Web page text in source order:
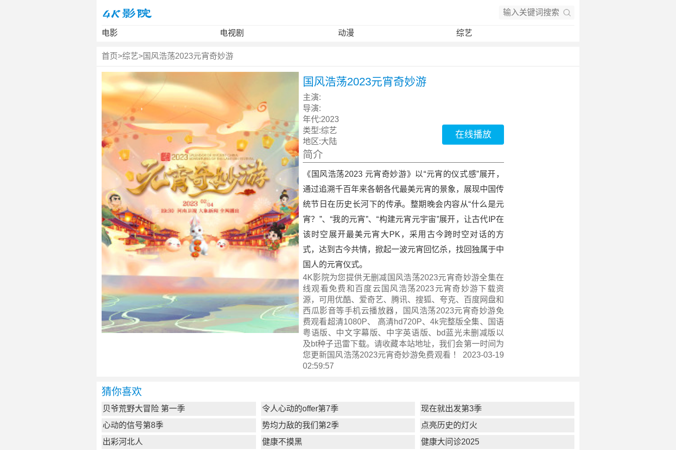
电影 电视剧 动漫 综艺
首页>综艺>国风浩荡2023元宵奇妙游
国风浩荡2023元宵奇妙游
主演:
导演:
年代:2023
类型:综艺
地区:大陆
在线播放
简介
《国风浩荡2023 元宵奇妙游》以“元宵的仪式感”展开，
通过追溯千百年来各朝各代最美元宵的景象，展现中国传
统节日在历史长河下的传承。整期晚会内容从“什么是元
宵？”、“我的元宵”、“构建元宵元宇宙”展开，让古代IP在
该时空展开最美元宵大PK，采用古今跨时空对话的方
式，达到古今共情，掀起一波元宵回忆杀，找回独属于中
国人的元宵仪式。
4K影院为您提供无删减国风浩荡2023元宵奇妙游全集在
线观看免费和百度云国风浩荡2023元宵奇妙游下载资
源，可用优酷、爱奇艺、腾讯、搜狐、夸克、百度网盘和
西瓜影音等手机云播放器，国风浩荡2023元宵奇妙游免
费观看超清1080P、 高清hd720P、4k完整版全集、国语
粤语版、中文字幕版、中字英语版、bd蓝光未删减版以
及bt种子迅雷下载。请收藏本站地址，我们会第一时间为
您更新国风浩荡2023元宵奇妙游免费观看 ！ 2023-03-19
02:59:57
猜你喜欢
贝爷荒野大冒险 第一季 令人心动的offer第7季
现在就出发第3季
心动的信号第8季
势均力敌的我们第2季
点亮历史的灯火
出彩河北人
健康不摸黑 健康大问诊2025